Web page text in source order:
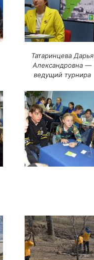
Татаринцева Дарья
Александровна —
ведущий турнира